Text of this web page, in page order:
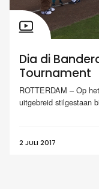
Dia di
Tournament
ROTTERDAM – Op
uitgebreid stilgestaan
2 JULI 2017